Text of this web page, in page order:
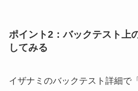
ポイント2：バックテスト上
してみる
イザナミのバックテスト詳細で